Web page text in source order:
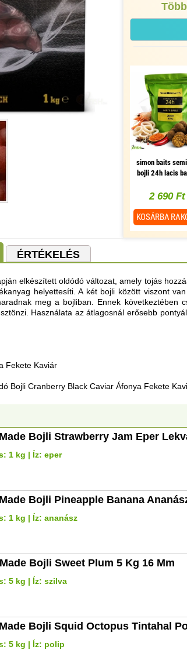
simon baits
bojli 24h lacis
20 mm 800 g
2 690 Ft
KOSÁRBA
ÉRTÉKELÉS
elkészített oldódó változat, amely tojás
helyettesíti. A két bojli között viszont
meg a bojliban. Ennek
Használata az átlagosnál erősebb
Fekete Kaviár
Bojli Cranberry Black Caviar Áfonya Fekete
Bojli Strawberry Jam Eper
1 kg | Íz: eper
Bojli Pineapple Banana
1 kg | Íz: ananász
Bojli Sweet Plum 5 Kg 16 Mm
5 kg | Íz: szilva
Bojli Squid Octopus Tintahal
5 kg | Íz: polip